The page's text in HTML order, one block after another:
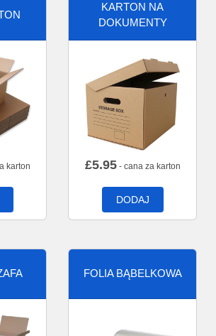
karton
KARTON NA
DOKUMENTY
£5.95- cana za karton
DODAJ
FOLIA BĄBELKOWA